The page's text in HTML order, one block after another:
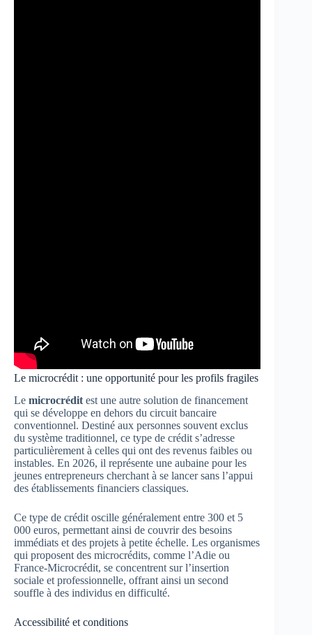
Le microcrédit : une opportunité pour les profils fragiles
Le microcrédit est une autre solution de financement
qui se développe en dehors du circuit bancaire
conventionnel. Destiné aux personnes souvent exclus
du système traditionnel, ce type de crédit s’adresse
particulièrement à celles qui ont des revenus faibles ou
instables. En 2026, il représente une aubaine pour les
jeunes entrepreneurs cherchant à se lancer sans l’appui
des établissements financiers classiques.
Ce type de crédit oscille généralement entre 300 et 5
000 euros, permettant ainsi de couvrir des besoins
immédiats et des projets à petite échelle. Les organismes
qui proposent des microcrédits, comme l’Adie ou
France-Microcrédit, se concentrent sur l’insertion
sociale et professionnelle, offrant ainsi un second
souffle à des individus en difficulté.
Accessibilité et conditions